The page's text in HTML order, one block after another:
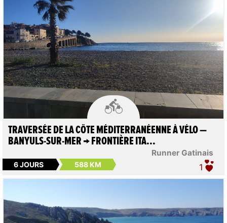

Runner Gatinais
TRAVERSÉE DE LA CÔTE MÉDITERRANÉENNE À VÉLO —
BANYULS-SUR-MER → FRONTIÈRE ITA...
6 JOURS 588 KM 1